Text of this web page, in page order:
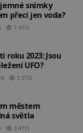
snímky
přeci jen voda?
1.6TIS
roku 2023: Jsou
UFO?
3.5TIS
městem
světla
3.4TIS